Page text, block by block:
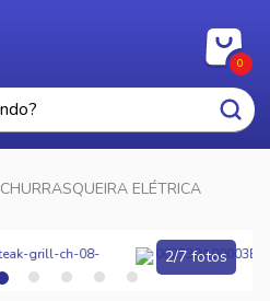
0
CHURRASQUEIRA ELÉTRICA
2/7 fotos